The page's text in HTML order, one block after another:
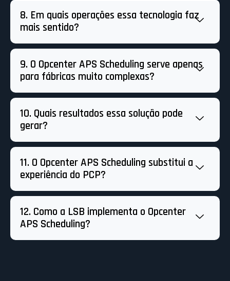
8. Em quais operações essa tecnologia faz
mais sentido?
9. O Opcenter APS Scheduling serve apenas
para fábricas muito complexas?
10. Quais resultados essa solução pode
gerar?
11. O Opcenter APS Scheduling substitui a
experiência do PCP?
12. Como a LSB implementa o Opcenter
APS Scheduling?